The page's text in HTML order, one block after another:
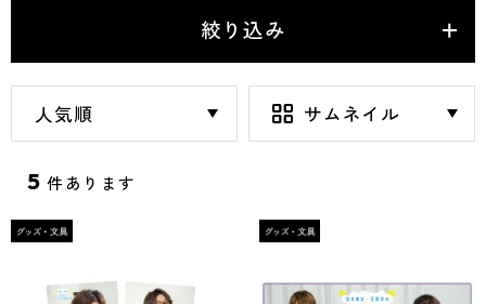
絞り込み
5 件あります